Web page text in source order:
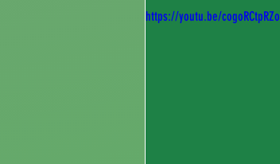
https://youtu.be/cogoRCtpRZo